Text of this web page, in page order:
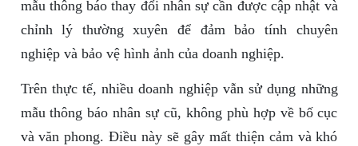
mẫu thông báo thay đổi nhân sự cần được cập nhật và
chỉnh lý thường xuyên để đảm bảo tính chuyên
nghiệp và bảo vệ hình ảnh của doanh nghiệp.
Trên thực tế, nhiều doanh nghiệp vẫn sử dụng những
mẫu thông báo nhân sự cũ, không phù hợp về bố cục
và văn phong. Điều này sẽ gây mất thiện cảm và khó